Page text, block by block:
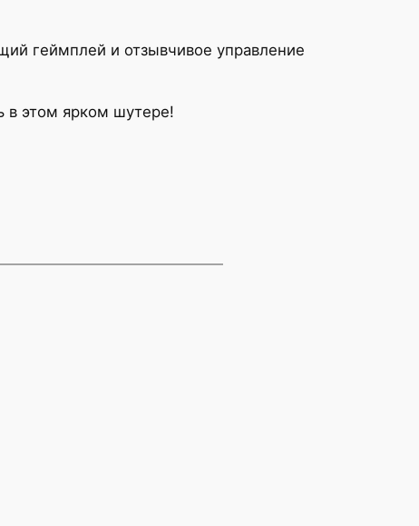
геймплей и отзывчивое управление
в этом ярком шутере!